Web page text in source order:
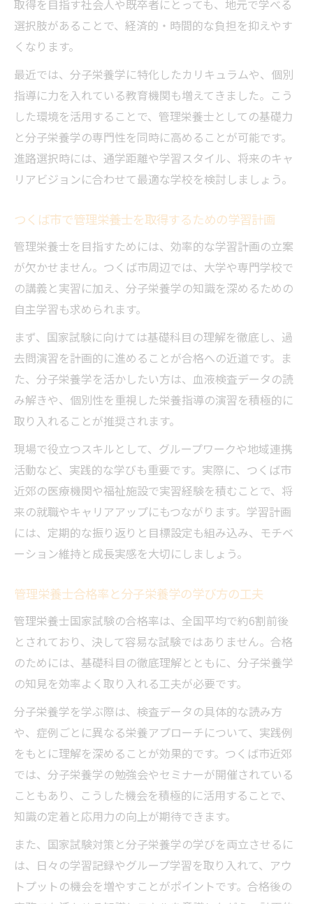
取得を目指す社会人や既卒者にとっても、地元で学べる
選択肢があることで、経済的・時間的な負担を抑えやす
くなります。
最近では、分子栄養学に特化したカリキュラムや、個別
指導に力を入れている教育機関も増えてきました。こう
した環境を活用することで、管理栄養士としての基礎力
と分子栄養学の専門性を同時に高めることが可能です。
進路選択時には、通学距離や学習スタイル、将来のキャ
リアビジョンに合わせて最適な学校を検討しましょう。
つくば市で管理栄養士を取得するための学習計画
管理栄養士を目指すためには、効率的な学習計画の立案
が欠かせません。つくば市周辺では、大学や専門学校で
の講義と実習に加え、分子栄養学の知識を深めるための
自主学習も求められます。
まず、国家試験に向けては基礎科目の理解を徹底し、過
去問演習を計画的に進めることが合格への近道です。ま
た、分子栄養学を活かしたい方は、血液検査データの読
み解きや、個別性を重視した栄養指導の演習を積極的に
取り入れることが推奨されます。
現場で役立つスキルとして、グループワークや地域連携
活動など、実践的な学びも重要です。実際に、つくば市
近郊の医療機関や福祉施設で実習経験を積むことで、将
来の就職やキャリアアップにもつながります。学習計画
には、定期的な振り返りと目標設定も組み込み、モチベ
ーション維持と成長実感を大切にしましょう。
管理栄養士合格率と分子栄養学の学び方の工夫
管理栄養士国家試験の合格率は、全国平均で約6割前後
とされており、決して容易な試験ではありません。合格
のためには、基礎科目の徹底理解とともに、分子栄養学
の知見を効率よく取り入れる工夫が必要です。
分子栄養学を学ぶ際は、検査データの具体的な読み方
や、症例ごとに異なる栄養アプローチについて、実践例
をもとに理解を深めることが効果的です。つくば市近郊
では、分子栄養学の勉強会やセミナーが開催されている
こともあり、こうした機会を積極的に活用することで、
知識の定着と応用力の向上が期待できます。
また、国家試験対策と分子栄養学の学びを両立させるに
は、日々の学習記録やグループ学習を取り入れて、アウ
トプットの機会を増やすことがポイントです。合格後の